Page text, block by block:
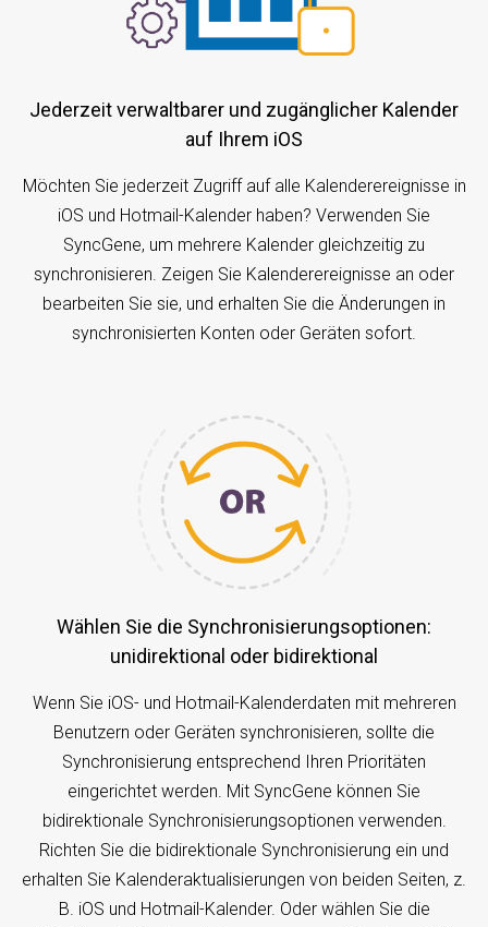
Jederzeit verwaltbarer und zugänglicher Kalender
auf Ihrem iOS
Möchten Sie jederzeit Zugriff auf alle Kalenderereignisse in
iOS und Hotmail-Kalender haben? Verwenden Sie
SyncGene, um mehrere Kalender gleichzeitig zu
synchronisieren. Zeigen Sie Kalenderereignisse an oder
bearbeiten Sie sie, und erhalten Sie die Änderungen in
synchronisierten Konten oder Geräten sofort.
Wählen Sie die Synchronisierungsoptionen:
unidirektional oder bidirektional
Wenn Sie iOS- und Hotmail-Kalenderdaten mit mehreren
Benutzern oder Geräten synchronisieren, sollte die
Synchronisierung entsprechend Ihren Prioritäten
eingerichtet werden. Mit SyncGene können Sie
bidirektionale Synchronisierungsoptionen verwenden.
Richten Sie die bidirektionale Synchronisierung ein und
erhalten Sie Kalenderaktualisierungen von beiden Seiten, z.
B. iOS und Hotmail-Kalender. Oder wählen Sie die